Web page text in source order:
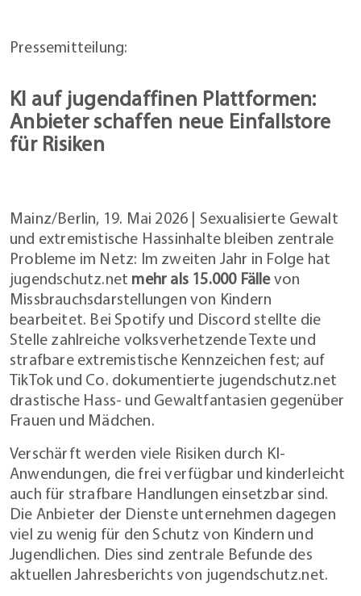
Pressemitteilung:
KI auf jugendaffinen Plattformen:
Anbieter schaffen neue Einfallstore
für Risiken
Mainz/Berlin, 19. Mai 2026 | Sexualisierte Gewalt
und extremistische Hassinhalte bleiben zentrale
Probleme im Netz: Im zweiten Jahr in Folge hat
jugendschutz.net mehr als 15.000 Fällevon
Missbrauchsdarstellungen von Kindern
bearbeitet. Bei Spotify und Discord stellte die
Stelle zahlreiche volksverhetzende Texte und
strafbare extremistische Kennzeichen fest; auf
TikTok und Co. dokumentierte jugendschutz.net
drastische Hass- und Gewaltfantasien gegenüber
Frauen und Mädchen.
Verschärft werden viele Risiken durch KI-
Anwendungen, die frei verfügbar und kinderleicht
auch für strafbare Handlungen einsetzbar sind.
Die Anbieter der Dienste unternehmen dagegen
viel zu wenig für den Schutz von Kindern und
Jugendlichen. Dies sind zentrale Befunde des
aktuellen Jahresberichts von jugendschutz.net.